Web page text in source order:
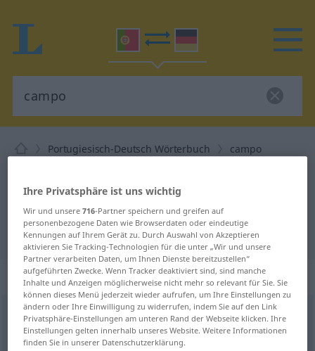
Portugiesisch-Deutsch Wörterbuch campo
Übersetzung für "campo"
"campo" Deutsch Übersetzung
„campo“: masculino
campo [ˈkɜ̃pu]m
Übersicht aller Übersetzungen
Ihre Privatsphäre ist uns wichtig
Wir und unsere716-Partner speichern und greifen auf
personenbezogene Daten wie Browserdaten oder eindeutige
Kennungen auf Ihrem Gerät zu. Durch Auswahl von Akzeptieren
aktivieren Sie Tracking-Technologien für die unter „Wir und unsere
Partner verarbeiten Daten, um Ihnen Dienste bereitzustellen“
aufgeführten Zwecke. Wenn Tracker deaktiviert sind, sind manche
Inhalte und Anzeigen möglicherweise nicht mehr so relevant für Sie. Sie
können dieses Menü jederzeit wieder aufrufen, um Ihre Einstellungen zu
ändern oder Ihre Einwilligung zu widerrufen, indem Sie auf den Link
Privatsphäre-Einstellungen am unteren Rand der Webseite klicken. Ihre
Einstellungen gelten innerhalb unseres Website. Weitere Informationen
finden Sie in unserer Datenschutzerklärung.